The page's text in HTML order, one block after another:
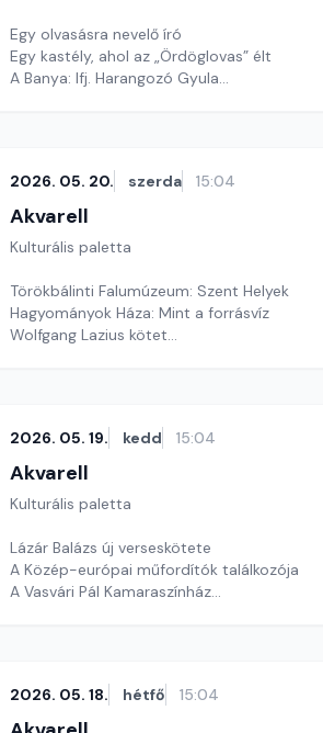
Egy olvasásra nevelő író
Egy kastély, ahol az „Ördöglovas” élt
A Banya: Ifj. Harangozó Gyula
2026. 05. 20. szerda 15:04
Akvarell
Kulturális paletta
Törökbálinti Falumúzeum: Szent Helyek
Hagyományok Háza: Mint a forrásvíz
Wolfgang Lazius kötet
2026. 05. 19. kedd 15:04
Akvarell
Kulturális paletta
Lázár Balázs új verseskötete
A Közép-európai műfordítók találkozója
A Vasvári Pál Kamaraszínház
2026. 05. 18. hétfő 15:04